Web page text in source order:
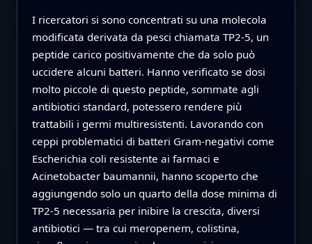
I ricercatori si sono concentrati su una molecola
modificata derivata da pesci chiamata TP2‑5, un
peptide carico positivamente che da solo può
uccidere alcuni batteri. Hanno verificato se dosi
molto piccole di questo peptide, sommate agli
antibiotici standard, potessero rendere più
trattabili i germi multiresistenti. Lavorando con
ceppi problematici di batteri Gram‑negativi come
Escherichia coli resistente ai farmaci e
Acinetobacter baumannii, hanno scoperto che
aggiungendo solo un quarto della dose minima di
TP2‑5 necessaria per inibire la crescita, diversi
antibiotici — tra cui meropenem, colistina,